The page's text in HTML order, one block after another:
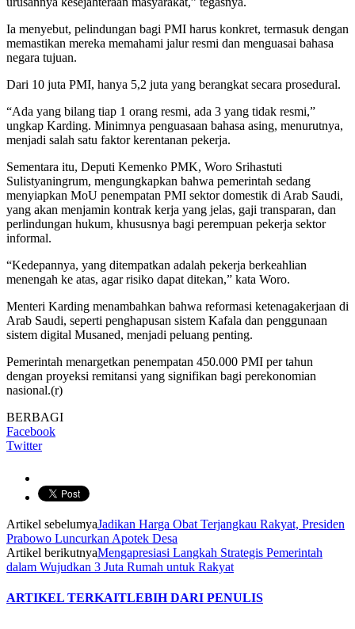
Ia menyebut, pelindungan bagi PMI harus konkret, termasuk dengan
memastikan mereka memahami jalur resmi dan menguasai bahasa
negara tujuan.
Dari 10 juta PMI, hanya 5,2 juta yang berangkat secara prosedural.
“Ada yang bilang tiap 1 orang resmi, ada 3 yang tidak resmi,”
ungkap Karding. Minimnya penguasaan bahasa asing, menurutnya,
menjadi salah satu faktor kerentanan pekerja.
Sementara itu, Deputi Kemenko PMK, Woro Srihastuti
Sulistyaningrum, mengungkapkan bahwa pemerintah sedang
menyiapkan MoU penempatan PMI sektor domestik di Arab Saudi,
yang akan menjamin kontrak kerja yang jelas, gaji transparan, dan
perlindungan hukum, khususnya bagi perempuan pekerja sektor
informal.
“Kedepannya, yang ditempatkan adalah pekerja berkeahlian
menengah ke atas, agar risiko dapat ditekan,” kata Woro.
Menteri Karding menambahkan bahwa reformasi ketenagakerjaan di
Arab Saudi, seperti penghapusan sistem Kafala dan penggunaan
sistem digital Musaned, menjadi peluang penting.
Pemerintah menargetkan penempatan 450.000 PMI per tahun
dengan proyeksi remitansi yang signifikan bagi perekonomian
nasional.(r)
BERBAGI
Facebook
Twitter
Artikel sebelumyaJadikan Harga Obat Terjangkau Rakyat, Presiden
Prabowo Luncurkan Apotek Desa
Artikel berikutnyaMengapresiasi Langkah Strategis Pemerintah
dalam Wujudkan 3 Juta Rumah untuk Rakyat
ARTIKEL TERKAITLEBIH DARI PENULIS